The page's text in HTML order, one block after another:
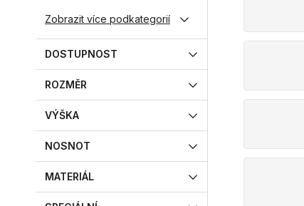
Zobrazit více podkategorií
DOSTUPNOST
ROZMĚR
VÝŠKA
NOSNOT
MATERIÁL